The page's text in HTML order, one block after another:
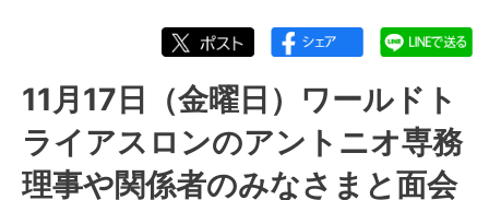
フォトダイアリー 2023年度
フォトダイアリー 2023年11月
11月17日（金曜日）ワールドトライアスロンのアントニオ専
務理事や関係者のみなさまと面会しました
11月17日（金曜日）ワールドト
ライアスロンのアントニオ専務
理事や関係者のみなさまと面会